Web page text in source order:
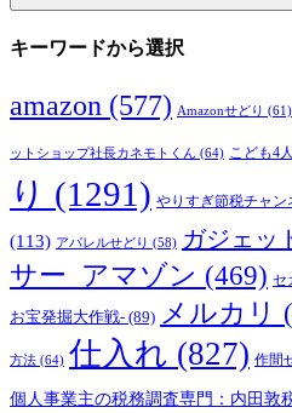
キーワードから選択
amazon (577) Amazonせどり (61)
ットショップ社長カネモトくん (64) こども4
り (1291) やりすぎ節税チャン
(113) アパレルせどり (58) ガジェッ
サー_アマゾン (469) セ
お宝発掘大作戦- (89) メルカリ
方法 (64) 仕入れ (827) 作間
個人事業主の税務調査専門：内田敦